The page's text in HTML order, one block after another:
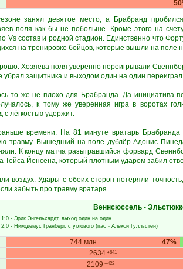
занял девятое место, а Брабранд
поля как бы не побольше. Кроме этого на
Vs состав и родной стадион. Единственно что
на тренировке бойцов, которые вышли на поле
Хозяева поля уверенно переигрывали
убрал защитника и выходом один на один
то же не плохо для Брабранда. Да инициатива
к тому же уверенная игра в воротах
лёгкостью удержит.
времени. На 81 минуте вратарь Брабранда
травму. Вышедший на поле дублёр Адонис
К концу матча разыгравшийся форвард
Тейса Йенсена, который плотным ударом забил
воздух. Удары с обеих сторон потеряли
забыть про травму вратаря.
Веннсюссель -
1:0 - Эрик Энгельхардт, выход один на один
2:0 - Никодемус Гранберг, с углового (пас - Алекси Гулльстен)
47%
744 млн.
2634 +641
2109 +422